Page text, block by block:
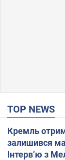
TOP NEWS
Кремль
залишився
Інтерв’ю з